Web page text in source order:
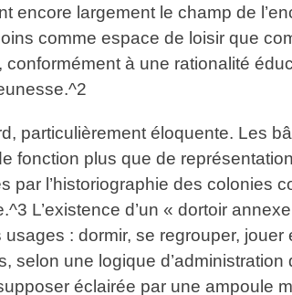
encore largement le champ de
comme espace de loisir que
conformément à une rationalité
particulièrement éloquente. Les
fonction plus que de
par l’historiographie des colonies
L’existence d’un « dortoir
: dormir, se regrouper, jouer
selon une logique d’administration
éclairée par une ampoule